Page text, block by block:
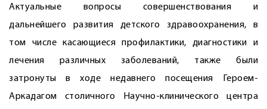
Актуальные вопросы совершенствования и
дальнейшего развития детского здравоохранения, в
том числе касающиеся профилактики, диагностики и
лечения различных заболеваний, также были
затронуты в ходе недавнего посещения Героем-
Аркадагом столичного Научно-клинического центра